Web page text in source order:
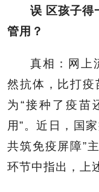
误 区孩子得
管用？
真相：网上
然抗体，比打疫
为“接种了疫苗
用”。近日，国
共筑免疫屏障”
环节中指出，上